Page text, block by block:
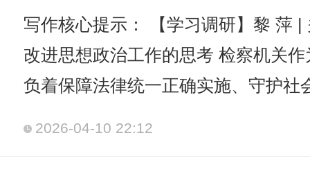
写作核心提示： 【学习调研】黎 萍
改进思想政治工作的思考 检察机关
负着保障法律统一正确实施、守护社
2026-04-10 22:12